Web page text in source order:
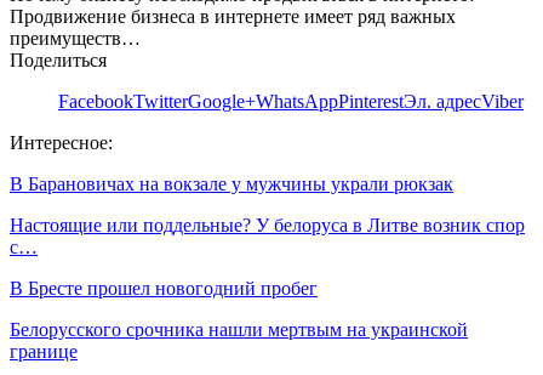
Продвижение бизнеса в интернете имеет ряд важных
преимуществ…
Поделиться
FacebookTwitterGoogle+WhatsAppPinterestЭл. адресViber
Интересное:
В Барановичах на вокзале у мужчины украли рюкзак
Настоящие или поддельные? У белоруса в Литве возник спор
с…
В Бресте прошел новогодний пробег
Белорусского срочника нашли мертвым на украинской
границе